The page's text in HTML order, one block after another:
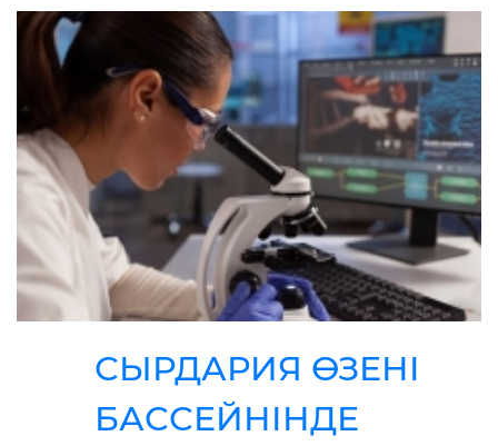
СЫРДАРИЯ ӨЗЕНІ
БАССЕЙНІНДЕ